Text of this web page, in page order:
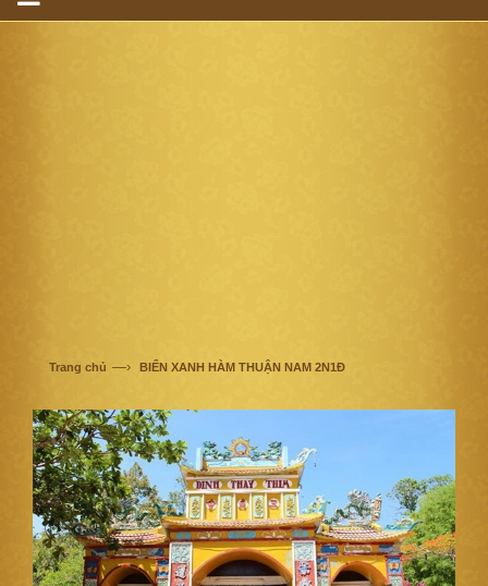
Trang chủ —› BIỂN XANH HÀM THUẬN NAM 2N1Đ